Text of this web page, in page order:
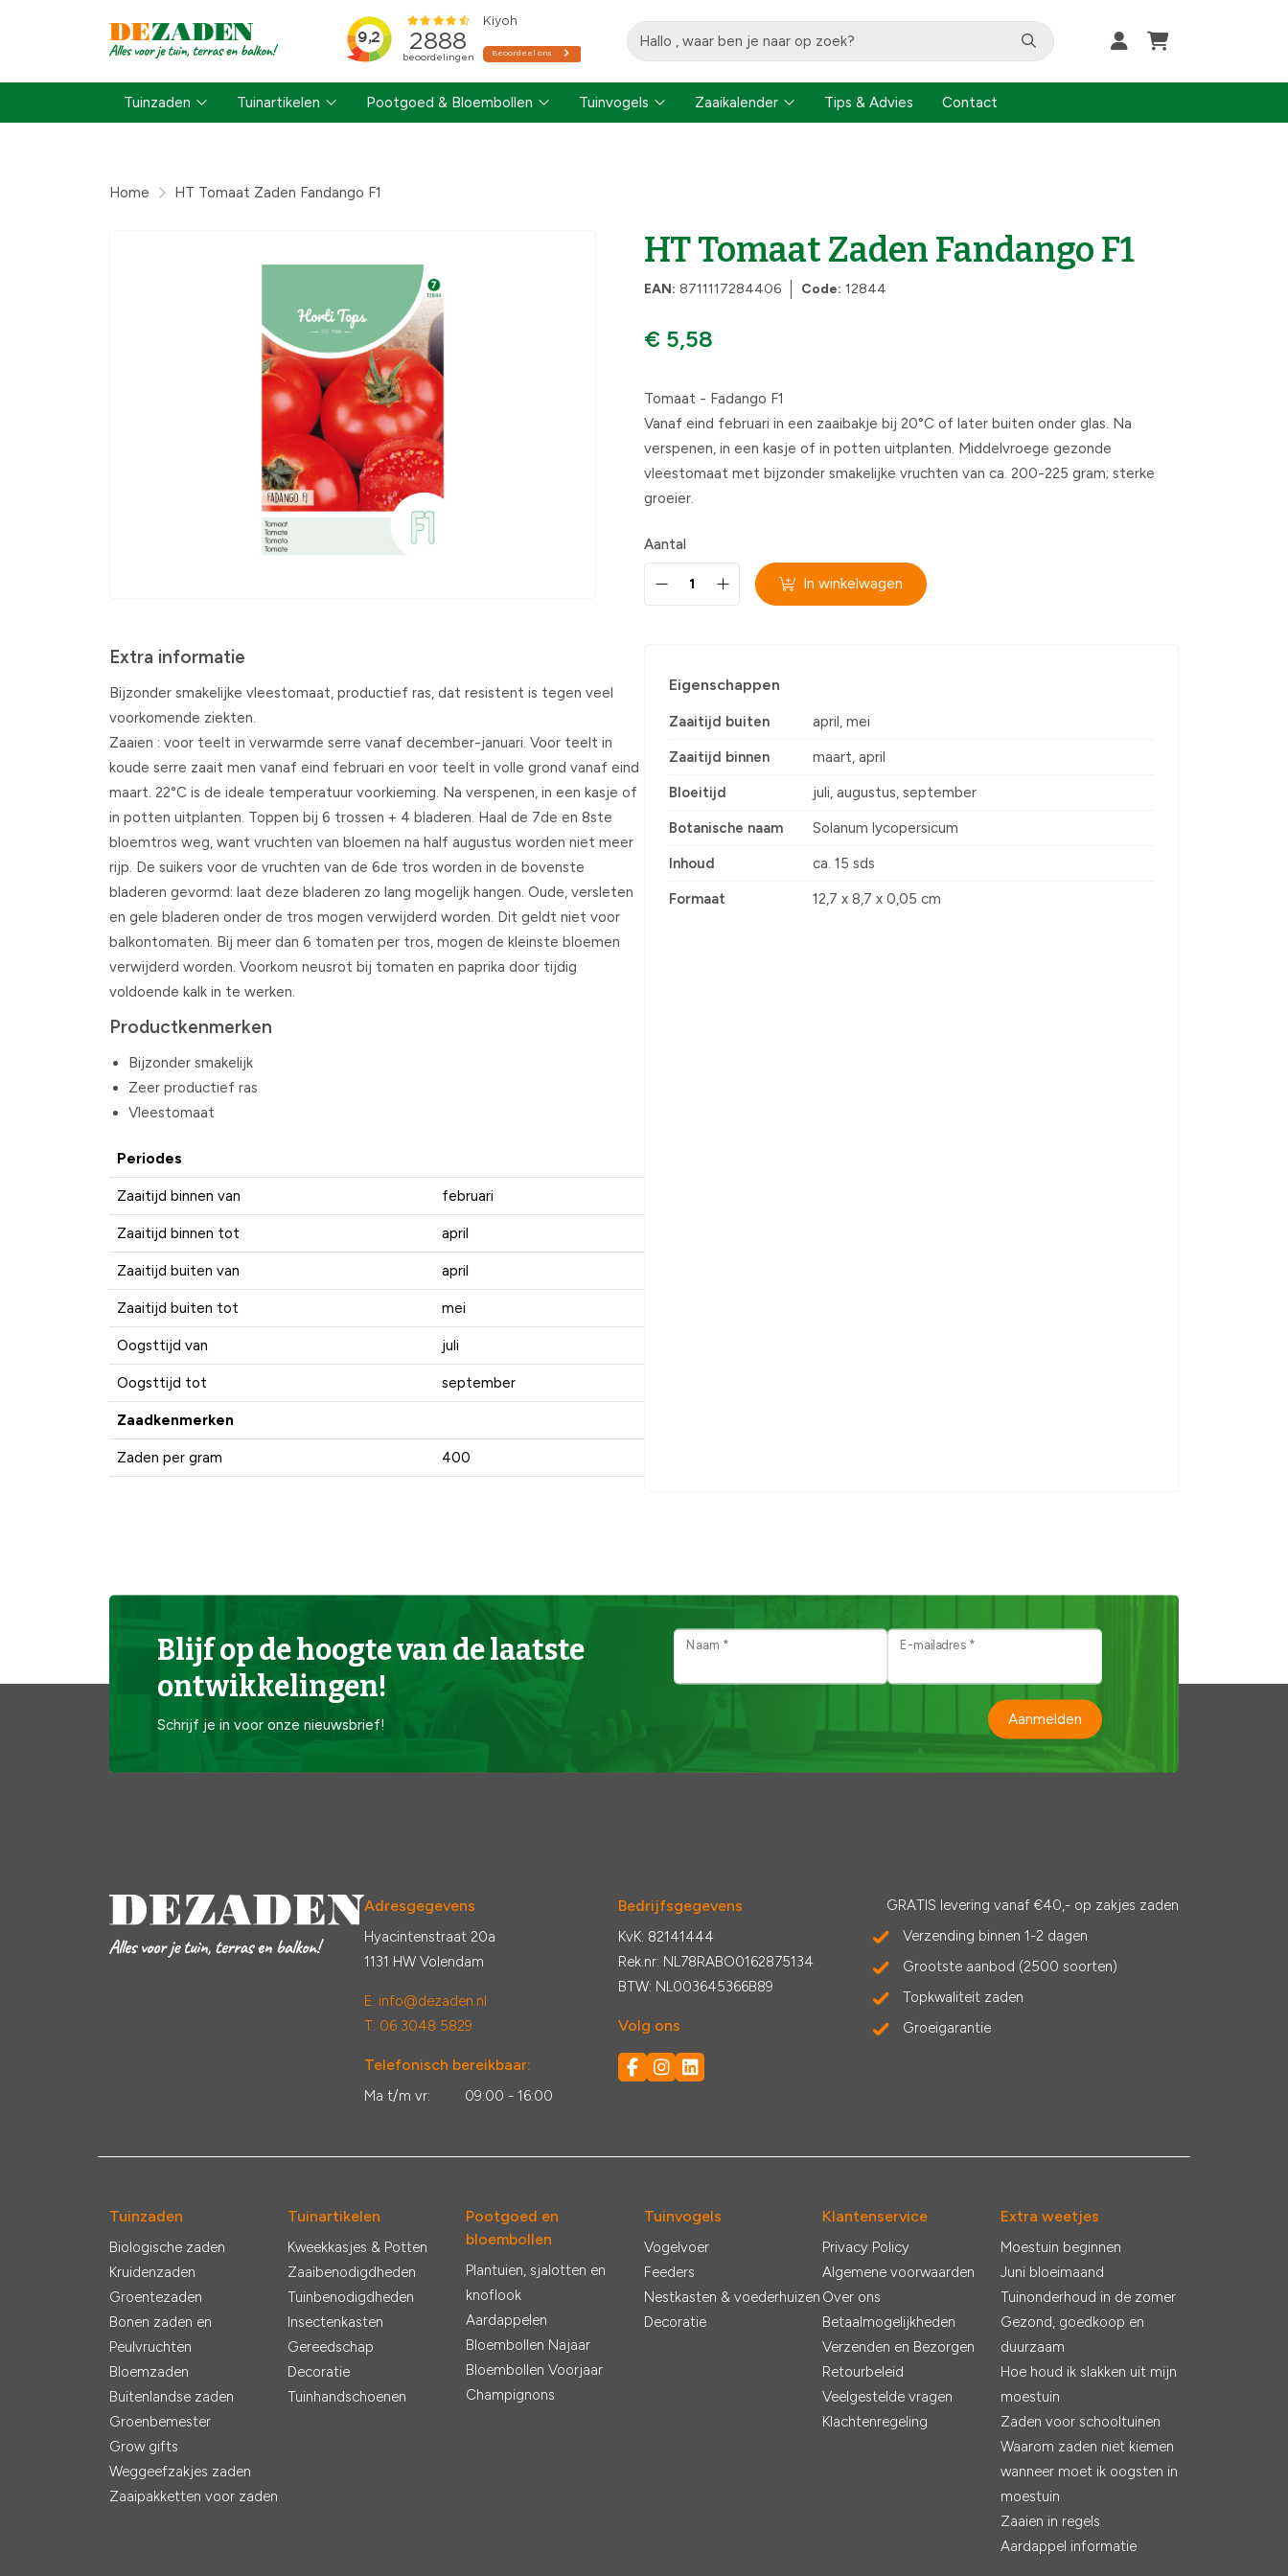
Tuinzaden Tuinartikelen Pootgoed & Bloembollen Tuinvogels Zaaikalender Tips & Advies Contact
Home HT Tomaat Zaden Fandango F1
HT Tomaat Zaden Fandango F1
EAN: 8711117284406 Code: 12844
€ 5,58
Tomaat - Fadango F1
Vanaf eind februari in een zaaibakje bij 20°C of later buiten onder glas. Na
verspenen, in een kasje of in potten uitplanten. Middelvroege gezonde
vleestomaat met bijzonder smakelijke vruchten van ca. 200-225 gram; sterke
groeier.
Aantal
In winkelwagen
Extra informatie
Bijzonder smakelijke vleestomaat, productief ras, dat resistent is tegen veel
voorkomende ziekten.
Zaaien : voor teelt in verwarmde serre vanaf december-januari. Voor teelt in
koude serre zaait men vanaf eind februari en voor teelt in volle grond vanaf eind
maart. 22°C is de ideale temperatuur voorkieming. Na verspenen, in een kasje of
in potten uitplanten. Toppen bij 6 trossen + 4 bladeren. Haal de 7de en 8ste
bloemtros weg, want vruchten van bloemen na half augustus worden niet meer
rijp. De suikers voor de vruchten van de 6de tros worden in de bovenste
bladeren gevormd: laat deze bladeren zo lang mogelijk hangen. Oude, versleten
en gele bladeren onder de tros mogen verwijderd worden. Dit geldt niet voor
balkontomaten. Bij meer dan 6 tomaten per tros, mogen de kleinste bloemen
verwijderd worden. Voorkom neusrot bij tomaten en paprika door tijdig
voldoende kalk in te werken.
Productkenmerken
Bijzonder smakelijk
Zeer productief ras
Vleestomaat
Periodes
Zaaitijd binnen van februari
Zaaitijd binnen tot april
Zaaitijd buiten van april
Zaaitijd buiten tot mei
Oogsttijd van juli
Oogsttijd tot september
Zaadkenmerken
Zaden per gram 400
Eigenschappen
Zaaitijd buiten april, mei
Zaaitijd binnen maart, april
Bloeitijd juli, augustus, september
Botanische naam Solanum lycopersicum
Inhoud ca. 15 sds
Formaat 12,7 x 8,7 x 0,05 cm
Blijf op de hoogte van de laatste
ontwikkelingen!
Schrijf je in voor onze nieuwsbrief!
Naam * E-mailadres *
Aanmelden
Adresgegevens
Hyacintenstraat 20a
1131 HW Volendam
E: info@dezaden.nl
T: 06 3048 5829
Telefonisch bereikbaar:
Ma t/m vr: 09:00 - 16:00
Bedrijfsgegevens
KvK: 82141444
Rek.nr: NL78RABO0162875134
BTW: NL003645366B89
Volg ons
GRATIS levering vanaf €40,- op zakjes zaden
Verzending binnen 1-2 dagen
Grootste aanbod (2500 soorten)
Topkwaliteit zaden
Groeigarantie
Tuinzaden
Biologische zaden
Kruidenzaden
Groentezaden
Bonen zaden en
Peulvruchten
Bloemzaden
Buitenlandse zaden
Groenbemester
Grow gifts
Weggeefzakjes zaden
Zaaipakketten voor zaden
Tuinartikelen
Kweekkasjes & Potten
Zaaibenodigdheden
Tuinbenodigdheden
Insectenkasten
Gereedschap
Decoratie
Tuinhandschoenen
Pootgoed en
bloembollen
Plantuien, sjalotten en
knoflook
Aardappelen
Bloembollen Najaar
Bloembollen Voorjaar
Champignons
Tuinvogels
Vogelvoer
Feeders
Nestkasten & voederhuizen
Decoratie
Klantenservice
Privacy Policy
Algemene voorwaarden
Over ons
Betaalmogelijkheden
Verzenden en Bezorgen
Retourbeleid
Veelgestelde vragen
Klachtenregeling
Extra weetjes
Moestuin beginnen
Juni bloeimaand
Tuinonderhoud in de zomer
Gezond, goedkoop en
duurzaam
Hoe houd ik slakken uit mijn
moestuin
Zaden voor schooltuinen
Waarom zaden niet kiemen
wanneer moet ik oogsten in
moestuin
Zaaien in regels
Aardappel informatie